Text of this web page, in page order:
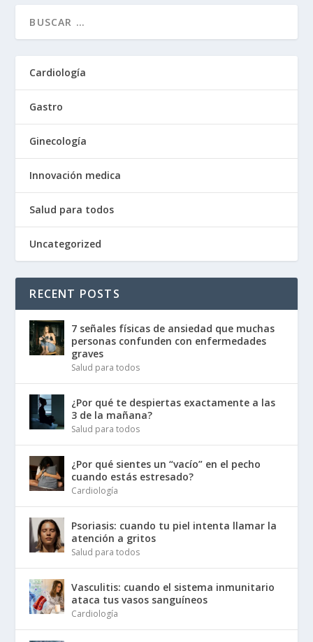
Cardiología
Gastro
Ginecología
Innovación medica
Salud para todos
Uncategorized
RECENT POSTS
7 señales físicas de ansiedad que muchas
personas confunden con enfermedades
graves
Salud para todos
¿Por qué te despiertas exactamente a las
3 de la mañana?
Salud para todos
¿Por qué sientes un “vacío” en el pecho
cuando estás estresado?
Cardiología
Psoriasis: cuando tu piel intenta llamar la
atención a gritos
Salud para todos
Vasculitis: cuando el sistema inmunitario
ataca tus vasos sanguíneos
Cardiología